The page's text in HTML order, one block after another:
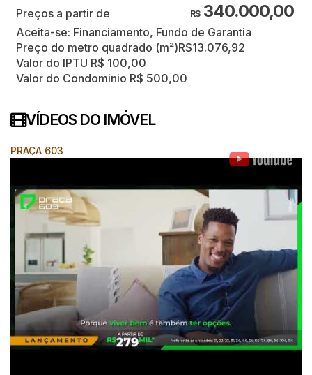
R$340.000,00
Aceita-se: Financiamento, Fundo de Garantia
Preço do metro quadrado (m²)R$13.076,92
Valor do IPTU R$ 100,00
Valor do Condominio R$ 500,00
VÍDEOS DO IMÓVEL
PRAÇA 603